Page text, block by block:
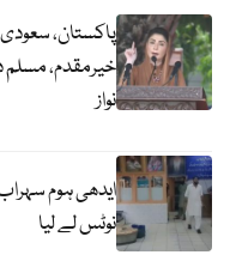
پاکستان،
خیرمقدم، مسلم
نواز
ایدھی ہوم
نوٹس لے لیا